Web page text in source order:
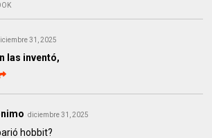
31, 2025
las inventó,
diciembre 31, 2025
hobbit?